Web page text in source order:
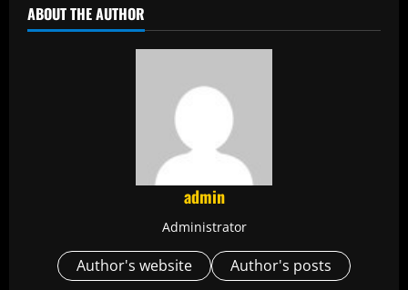
ABOUT THE AUTHOR
admin
Administrator
Author's website Author's posts